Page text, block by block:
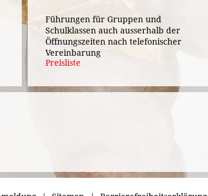
Führungen für Gruppen und
Schulklassen auch ausserhalb der
Öffnungszeiten nach telefonischer
Vereinbarung
Preisliste